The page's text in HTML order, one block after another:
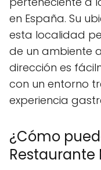
en España. Su
esta localidad
de un ambiente
dirección es
con un entorno
experiencia
¿Cómo
Restaurante